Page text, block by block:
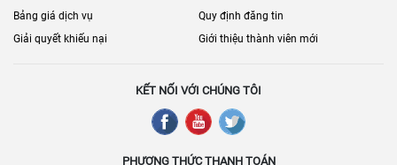
Bảng giá dịch vụ
Quy định đăng tin
Giải quyết khiếu nại
Giới thiệu thành viên mới
KẾT NỐI VỚI CHÚNG TÔI
PHƯƠNG THỨC THANH TOÁN